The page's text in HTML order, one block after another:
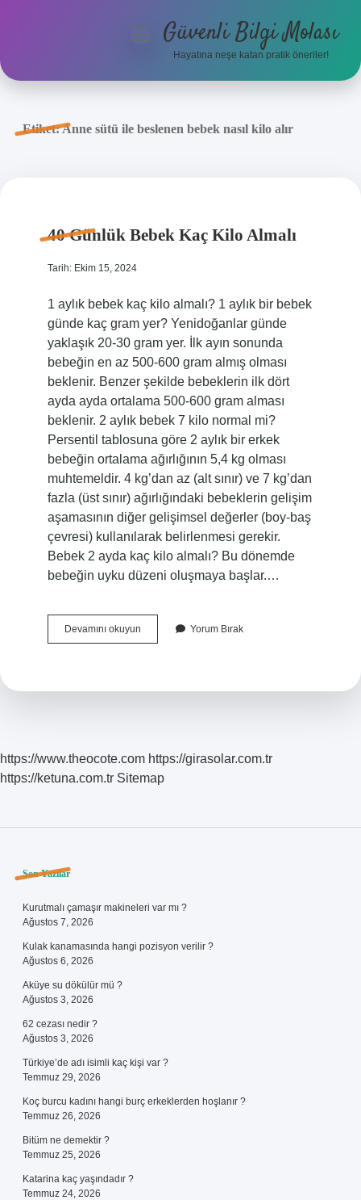
Anasayfa
menüyüGüvenli Bilgi Molası
Hayatına neşe katan pratik öneriler!
Etiket:Anne sütü ile beslenen bebek nasıl kilo alır
40 Günlük Bebek Kaç Kilo Almalı
Tarih: Ekim 15, 2024
1 aylık bebek kaç kilo almalı? 1 aylık bir bebek
günde kaç gram yer? Yenidoğanlar günde
yaklaşık 20-30 gram yer. İlk ayın sonunda
bebeğin en az 500-600 gram almış olması
beklenir. Benzer şekilde bebeklerin ilk dört
ayda ayda ortalama 500-600 gram alması
beklenir. 2 aylık bebek 7 kilo normal mi?
Persentil tablosuna göre 2 aylık bir erkek
bebeğin ortalama ağırlığının 5,4 kg olması
muhtemeldir. 4 kg’dan az (alt sınır) ve 7 kg’dan
fazla (üst sınır) ağırlığındaki bebeklerin gelişim
aşamasının diğer gelişimsel değerler (boy-baş
çevresi) kullanılarak belirlenmesi gerekir.
Bebek 2 ayda kaç kilo almalı? Bu dönemde
bebeğin uyku düzeni oluşmaya başlar.…
Devamını okuyun40
Günlük
Yorum Bırak
https://www.theocote.com https://girasolar.com.tr
https://ketuna.com.tr Sitemap
Sidebar
Son Yazılar
Kurutmalı çamaşır makineleri var mı ?
Ağustos 7, 2026
Kulak kanamasında hangi pozisyon verilir ?
Ağustos 6, 2026
Aküye su dökülür mü ?
Ağustos 3, 2026
62 cezası nedir ?
Ağustos 3, 2026
Türkiye’de adı isimli kaç kişi var ?
Temmuz 29, 2026
Koç burcu kadını hangi burç erkeklerden hoşlanır ?
Temmuz 26, 2026
Bitüm ne demektir ?
Temmuz 25, 2026
Katarina kaç yaşındadır ?
Temmuz 24, 2026